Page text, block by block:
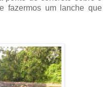
fazermos um lanche que